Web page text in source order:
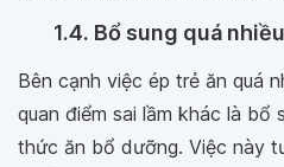
1.4. Bổ sung quá
Bên cạnh việc ép trẻ ăn quá
quan điểm sai lầm khác là bổ
thức ăn bổ dưỡng. Việc này